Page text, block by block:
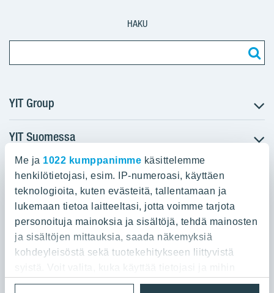
Me ja 1022 kumppanimme käsittelemme
henkilötietojasi, esim. IP-numeroasi, käyttäen
teknologioita, kuten evästeitä, tallentamaan ja
lukemaan tietoa laitteeltasi, jotta voimme tarjota
personoituja mainoksia ja sisältöjä, tehdä mainosten
ja sisältöjen mittauksia, saada näkemyksiä
kohdeyleisöstä sekä tuotekehitykseen liittyvistä
syistä. Voit valita, kuka käyttää tietojasi ja mihin
tarkoituksiin.
HAKU
YIT Group
Tietoa YIT:stä
Töihin meille
Sijoittajat
Projektit
Vastuullisuus
Media
Yhteystiedot
YIT Suomessa
Myytävät asunnot
Vuokrattavat toimitilat
Kiinteistösijoittaminen
Infrarakentaminen
Toimitilarakentaminen
Teollisuusrakentaminen
YIT:n pääkonttori
Panuntie 11, PL 36, 00620 Helsinki
020 433 111